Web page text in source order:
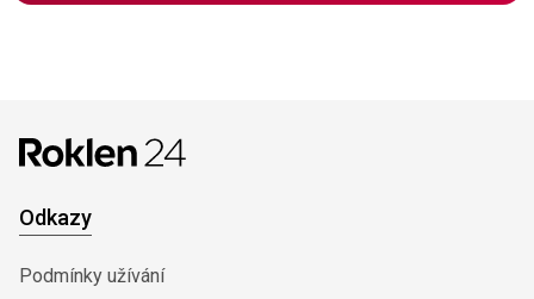
Odkazy
Podmínky užívání